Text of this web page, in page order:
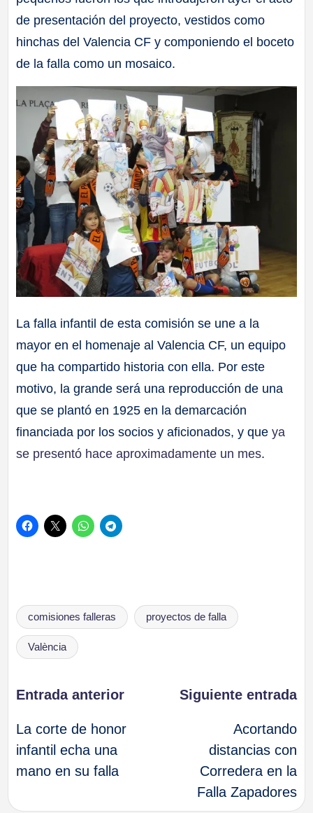
de presentación del proyecto, vestidos como
hinchas del Valencia CF y componiendo el boceto
de la falla como un mosaico.
La falla infantil de esta comisión se une a la
mayor en el homenaje al Valencia CF, un equipo
que ha compartido historia con ella. Por este
motivo, la grande será una reproducción de una
que se plantó en 1925 en la demarcación
financiada por los socios y aficionados, y queya
se presentó hace aproximadamente un mes.
Etiquetas:
comisiones falleras proyectos de falla
València
Navegación
de
entradas
Entrada anterior
La corte de honor
infantil echa una
mano en su falla
Siguiente entrada
Acortando
distancias con
Corredera en la
Falla Zapadores